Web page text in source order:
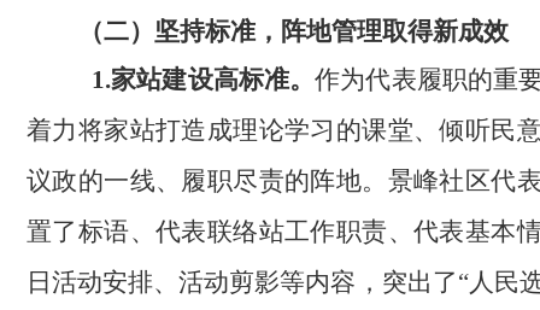
（二） 坚持标准，阵地管理取得新成效
1.家站建设高标准。作为代表履职的重
着力将家站打造成理论学习的课堂、倾听民
议政的一线、履职尽责的阵地。景峰社区代
置了标语、代表联络站工作职责、代表基本
日活动安排、活动剪影等内容，突出了“人民